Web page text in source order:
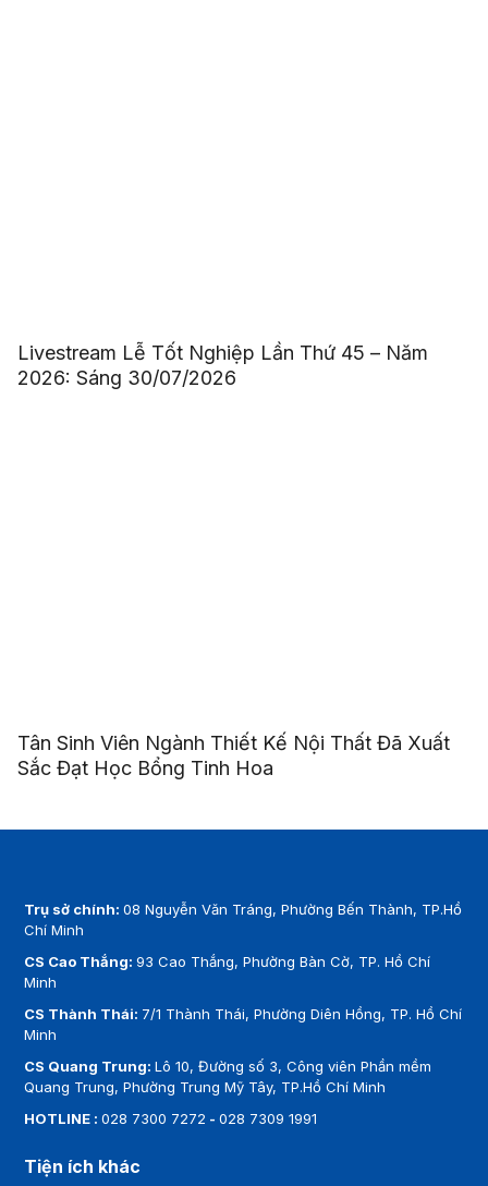
Livestream Lễ Tốt Nghiệp Lần Thứ 45 – Năm
2026: Sáng 30/07/2026
Tân Sinh Viên Ngành Thiết Kế Nội Thất Đã Xuất
Sắc Đạt Học Bổng Tinh Hoa
Trụ sở chính:08 Nguyễn Văn Tráng, Phường Bến Thành, TP.Hồ
Chí Minh
CS Cao Thắng:93 Cao Thắng, Phường Bàn Cờ, TP. Hồ Chí
Minh
CS Thành Thái: 7/1 Thành Thái, Phường Diên Hồng, TP. Hồ Chí
Minh
CS Quang Trung:Lô 10, Đường số 3, Công viên Phần mềm
Quang Trung, Phường Trung Mỹ Tây, TP.Hồ Chí Minh
HOTLINE :028 7300 7272 -028 7309 1991
Tiện ích khác